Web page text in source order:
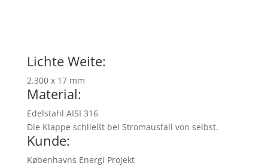
Lichte Weite:
2.300 x 17 mm
Material:
Edelstahl AISI 316
Die Klappe schließt bei Stromausfall von selbst.
Kunde:
Københavns Energi Projekt